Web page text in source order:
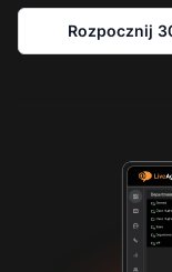
Rozpocznij